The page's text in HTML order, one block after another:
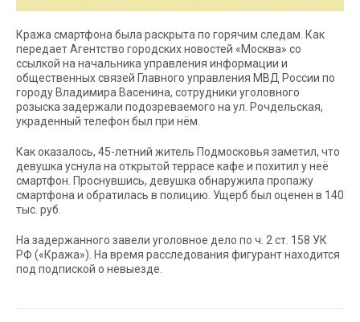
Кража смартфона была раскрыта по горячим следам. Как
передает Агентство городских новостей «Москва» со
ссылкой на начальника управления информации и
общественных связей Главного управления МВД России по
городу Владимира Васенина, сотрудники уголовного
розыска задержали подозреваемого на ул. Рочдельская,
украденный телефон был при нём.
Как оказалось, 45-летний житель Подмосковья заметил, что
девушка уснула на открытой террасе кафе и похитил у неё
смартфон. Проснувшись, девушка обнаружила пропажу
смартфона и обратилась в полицию. Ущерб был оценен в 140
тыс. руб.
На задержанного завели уголовное дело по ч. 2 ст. 158 УК
РФ («Кража»). На время расследования фигурант находится
под подпиской о невыезде.